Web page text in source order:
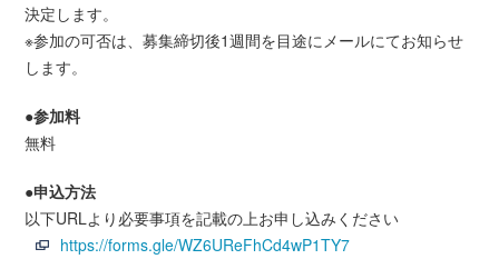
決定します。
※参加の可否は、募集締切後1週間を目途にメールにてお知らせ
します。
●参加料
無料
●申込方法
以下URLより必要事項を記載の上お申し込みください
https://forms.gle/WZ6UReFhCd4wP1TY7